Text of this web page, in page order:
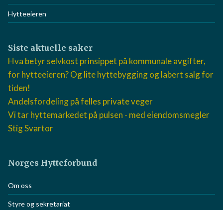
Hytteeieren
Siste aktuelle saker
Hva betyr selvkost prinsippet på kommunale avgifter,
for hytteeieren? Og lite hyttebygging og labert salg for
tiden!
Andelsfordeling på felles private veger
Vi tar hyttemarkedet på pulsen - med eiendomsmegler
Stig Svartor
Norges Hytteforbund
Om oss
Styre og sekretariat